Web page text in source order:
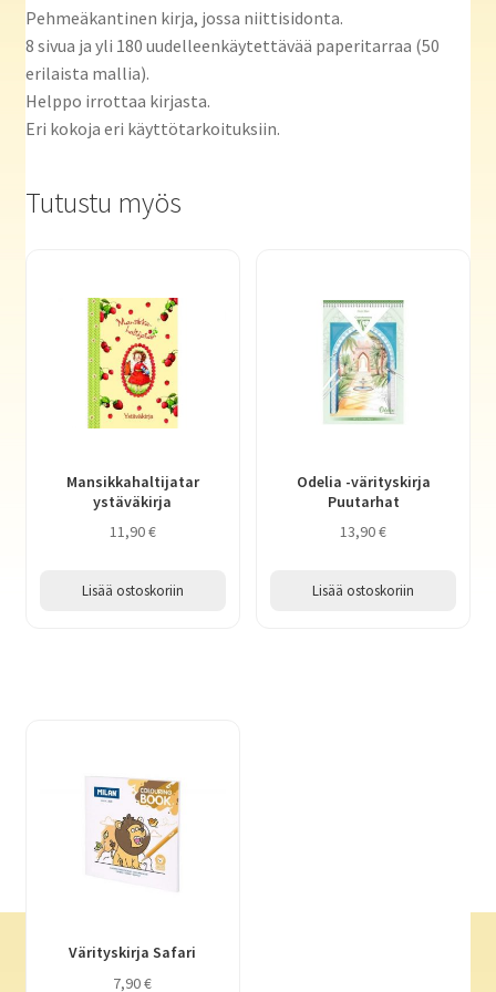
Pehmeäkantinen kirja, jossa niittisidonta.
8 sivua ja yli 180 uudelleenkäytettävää paperitarraa (50
erilaista mallia).
Helppo irrottaa kirjasta.
Eri kokoja eri käyttötarkoituksiin.
Tutustu myös
Mansikkahaltijatar
ystäväkirja
11,90€
Lisää ostoskoriin
Odelia -värityskirja
Puutarhat
13,90€
Lisää ostoskoriin
Värityskirja Safari
7,90€